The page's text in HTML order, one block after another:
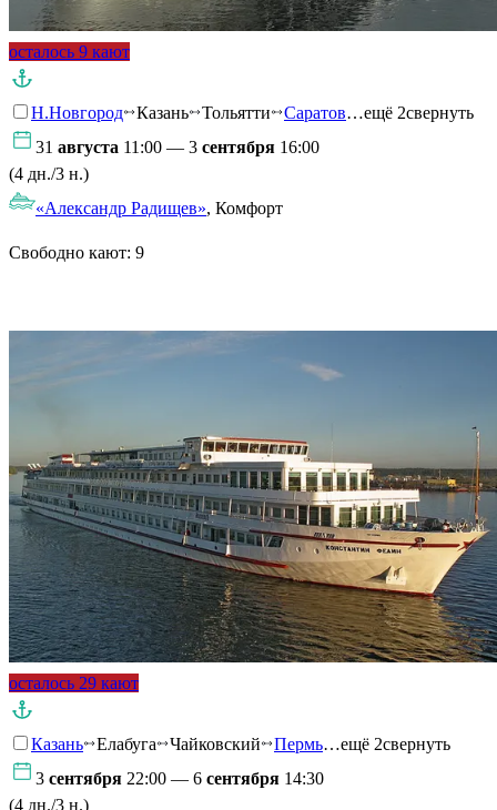
осталось 9 кают
Н.Новгород Казань Тольятти Саратов…ещё 2свернуть
31 августа 11:00 — 3 сентября 16:00
(4 дн./3 н.)
«Александр Радищев», Комфорт
Свободно кают: 9
осталось 29 кают
Казань Елабуга Чайковский Пермь…ещё 2свернуть
3 сентября 22:00 — 6 сентября 14:30
(4 дн./3 н.)